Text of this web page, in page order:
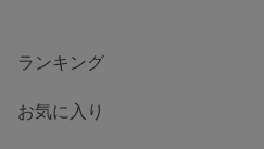
ランキング
お気に入り